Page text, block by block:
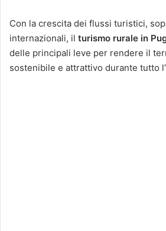
Con la crescita dei flussi turistici,
internazionali, il turismo rurale in
delle principali leve per rendere il
sostenibile e attrattivo durante tutto